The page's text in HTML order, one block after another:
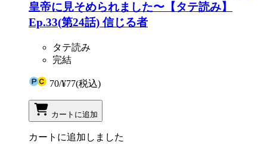
皇帝に見そめられました〜【タテ読み】
Ep.33(第24話) 信じる者
タテ読み
完結
70/¥77(税込)
カートに追加
カートに追加しました